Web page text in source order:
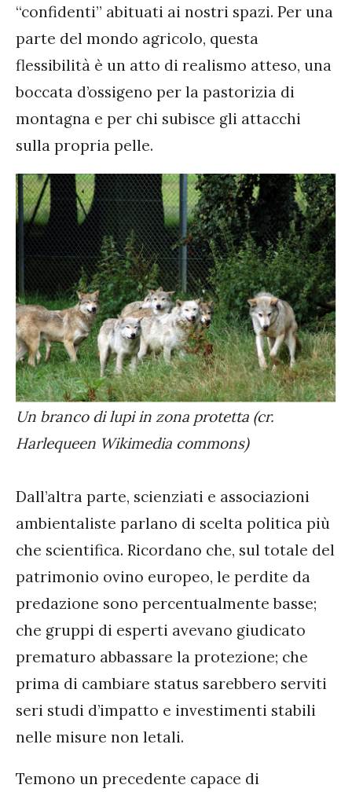
“confidenti” abituati ai nostri spazi. Per una
parte del mondo agricolo, questa
flessibilità è un atto di realismo atteso, una
boccata d’ossigeno per la pastorizia di
montagna e per chi subisce gli attacchi
sulla propria pelle.
Un branco di lupi in zona protetta (cr.
Harlequeen Wikimedia commons)
Dall’altra parte, scienziati e associazioni
ambientaliste parlano di scelta politica più
che scientifica. Ricordano che, sul totale del
patrimonio ovino europeo, le perdite da
predazione sono percentualmente basse;
che gruppi di esperti avevano giudicato
prematuro abbassare la protezione; che
prima di cambiare status sarebbero serviti
seri studi d’impatto e investimenti stabili
nelle misure non letali.
Temono un precedente capace di